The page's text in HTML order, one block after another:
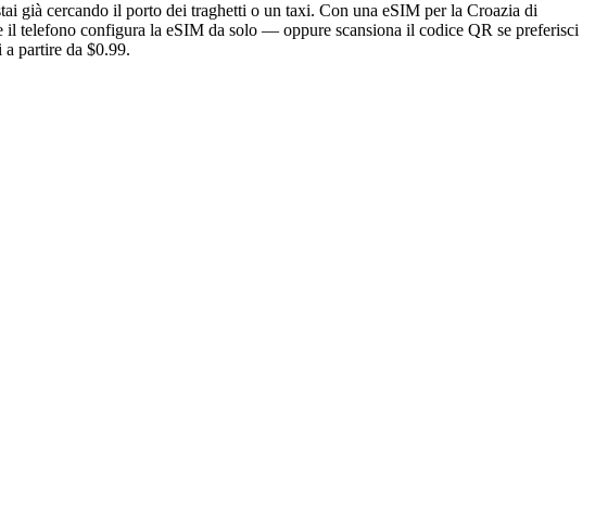
già cercando il porto dei traghetti o un taxi. Con una eSIM per la Croazia di
telefono configura la eSIM da solo — oppure scansiona il codice QR se preferisci
partire da $0.99.